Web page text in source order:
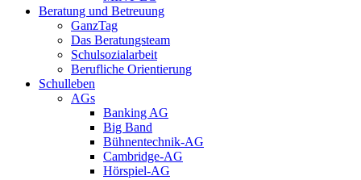
Beratung und Betreuung
GanzTag
Das Beratungsteam
Schulsozialarbeit
Berufliche Orientierung
Schulleben
AGs
Banking AG
Big Band
Bühnentechnik-AG
Cambridge-AG
Hörspiel-AG